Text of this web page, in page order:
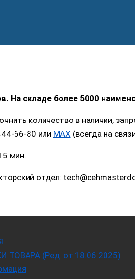
На складе более 5000
количество в наличии,
66-80 или MAX (всегда на
мин.
отдел:
ТОВАРА (Ред. от 18.06.2025)